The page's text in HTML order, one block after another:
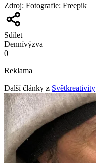
Zdroj: Fotografie: Freepik
Sdílet
Dennívýzva
0
Reklama
Další články z Světkreativity